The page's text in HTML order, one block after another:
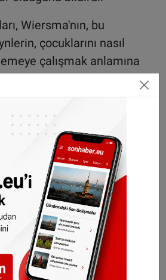
Wiersma'nın, bu
çocuklarını nasıl
çalışmak anlamına
bunun ifade özgürlüğü
ihlaline yol açacağını
ve Orta Eğitim Bakanı
geri adım atmadı.
sinyallerinin bilindiği
gerekli olduğunu savundu.
demokrasi" karşıtı olduğunu
kurslarının öğretmenleri
istedi.